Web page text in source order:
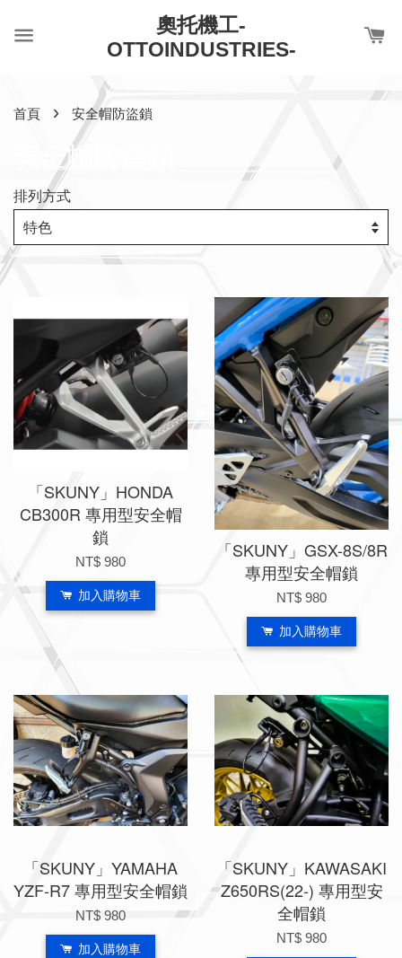
奧托機工-
OTTOINDUSTRIES-
首頁 › 安全帽防盜鎖
安全帽防盜鎖
排列方式
「SKUNY」HONDA
CB300R 專用型安全帽
鎖
NT$ 980
加入購物車
「SKUNY」GSX-8S/8R
專用型安全帽鎖
NT$ 980
加入購物車
「SKUNY」YAMAHA
YZF-R7 專用型安全帽鎖
NT$ 980
加入購物車
「SKUNY」KAWASAKI
Z650RS(22-) 專用型安
全帽鎖
NT$ 980